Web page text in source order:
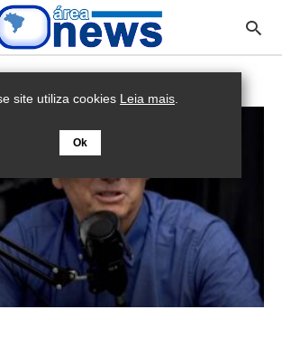
site utiliza cookies Leia mais.
Ok